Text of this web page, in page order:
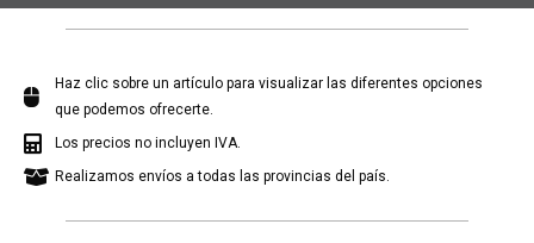
Haz clic sobre un artículo para visualizar las diferentes opciones
que podemos ofrecerte.
Los precios no incluyen IVA.
Realizamos envíos a todas las provincias del país.